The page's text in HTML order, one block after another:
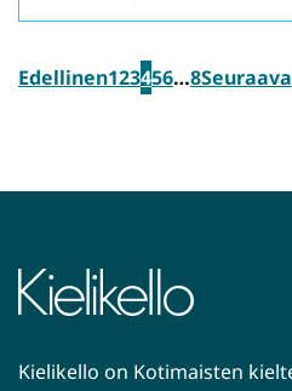
Edellinen123456…8Seuraava
Kielikello on Kotimaisten